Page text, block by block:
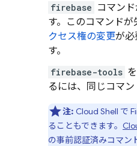
firebase コマン
す。このコマンドが
クセス権の変更が必
す。
firebase-tools
るには、同じコマン
注: Cloud Shell で
ることもできます。
の事前認証済みコマン